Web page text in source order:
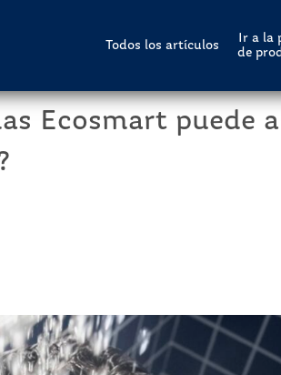
Todos los artículos
Ir a la
de
Ecosmart puede